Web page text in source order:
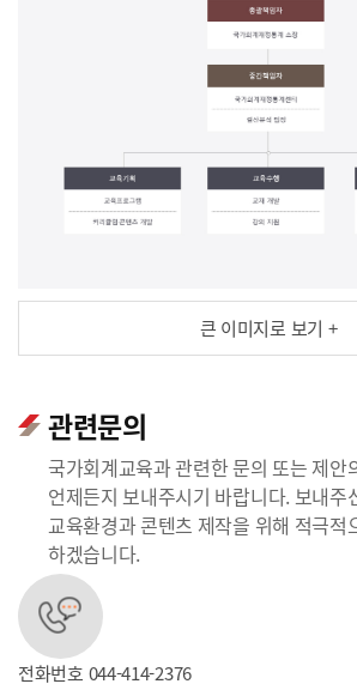
큰 이미지로 보기 +
관련문의
국가회계교육과 관련한 문의 또는 제안
언제든지 보내주시기 바랍니다. 보내주
교육환경과 콘텐츠 제작을 위해 적극적
하겠습니다.
전화번호 044-414-2376